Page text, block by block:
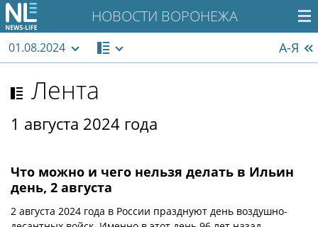
НОВОСТИ ВОРОНЕЖА
01.08.2024 А-Я
Лента
1 августа 2024 года
Что можно и чего нельзя делать в Ильин
день, 2 августа
2 августа 2024 года в России празднуют день воздушно-